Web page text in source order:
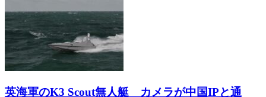
英海軍のK3 Scout無人艇 カメラが中国IPと通